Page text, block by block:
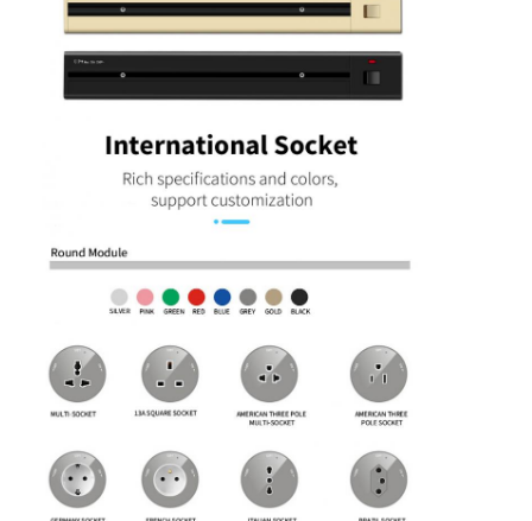
Casa
Produtos
Quem Somos
Fábrica
Controle de Qualidade